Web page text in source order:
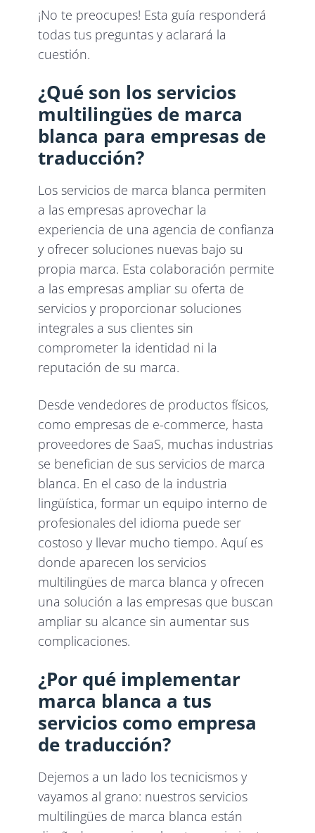
¡No te preocupes! Esta guía responderá
todas tus preguntas y aclarará la
cuestión.
¿Qué son los servicios
multilingües de marca
blanca para empresas de
traducción?
Los servicios de marca blanca permiten
a las empresas aprovechar la
experiencia de una agencia de confianza
y ofrecer soluciones nuevas bajo su
propia marca. Esta colaboración permite
a las empresas ampliar su oferta de
servicios y proporcionar soluciones
integrales a sus clientes sin
comprometer la identidad ni la
reputación de su marca.
Desde vendedores de productos físicos,
como empresas de e-commerce, hasta
proveedores de SaaS, muchas industrias
se benefician de sus servicios de marca
blanca. En el caso de la industria
lingüística, formar un equipo interno de
profesionales del idioma puede ser
costoso y llevar mucho tiempo. Aquí es
donde aparecen los servicios
multilingües de marca blanca y ofrecen
una solución a las empresas que buscan
ampliar su alcance sin aumentar sus
complicaciones.
¿Por qué implementar
marca blanca a tus
servicios como empresa
de traducción?
Dejemos a un lado los tecnicismos y
vayamos al grano: nuestros servicios
multilingües de marca blanca están